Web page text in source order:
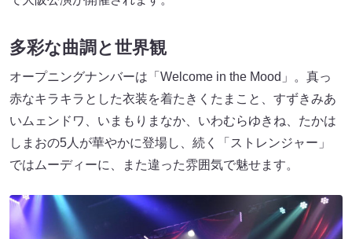
多彩な曲調と世界観
オープニングナンバーは「Welcome in the Mood」。真っ
赤なキラキラとした衣装を着たきくたまこと、すずきみあ
いムェンドワ、いまもりまなか、いわむらゆきね、たかは
しまおの5人が華やかに登場し、続く「ストレンジャー」
ではムーディーに、また違った雰囲気で魅せます。